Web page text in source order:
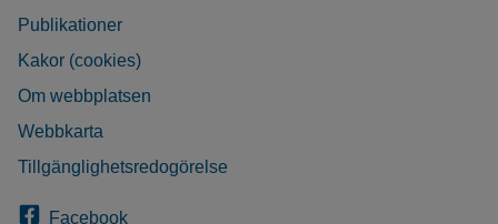
Publikationer
Kakor (cookies)
Om webbplatsen
Webbkarta
Tillgänglighetsredogörelse
Facebook